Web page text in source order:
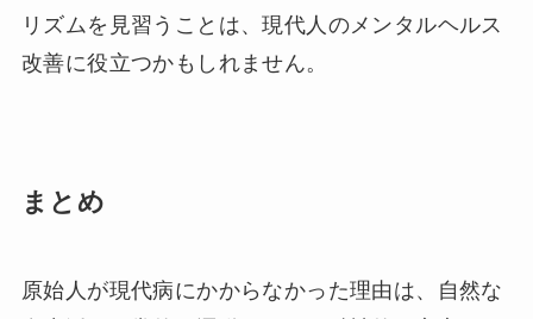
リズムを見習うことは、現代人のメンタルヘルス
改善に役立つかもしれません。
まとめ
原始人が現代病にかからなかった理由は、自然な